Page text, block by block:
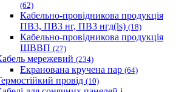
(62)
Кабельно-провідникова продукція
ПВ3, ПВ3 нг, ПВ3 нгд(ls) (18)
Кабельно-провідникова продукція
ШВВП (27)
мережевий (234)
Екранована кручена пар (64)
провід (10)